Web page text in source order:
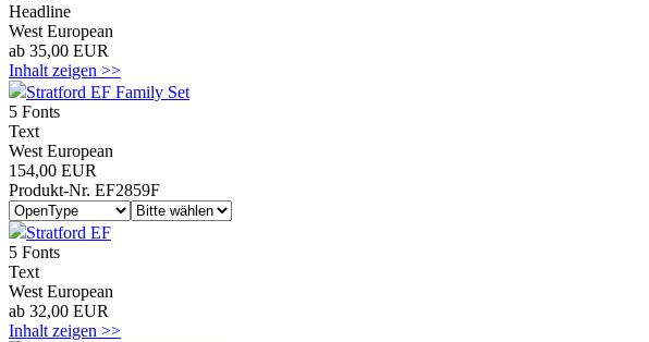
Headline
West European
ab 35,00 EUR
Inhalt zeigen >>
Stratford EF Family Set
5 Fonts
Text
West European
154,00 EUR
Produkt-Nr. EF2859F
Stratford EF
5 Fonts
Text
West European
ab 32,00 EUR
Inhalt zeigen >>